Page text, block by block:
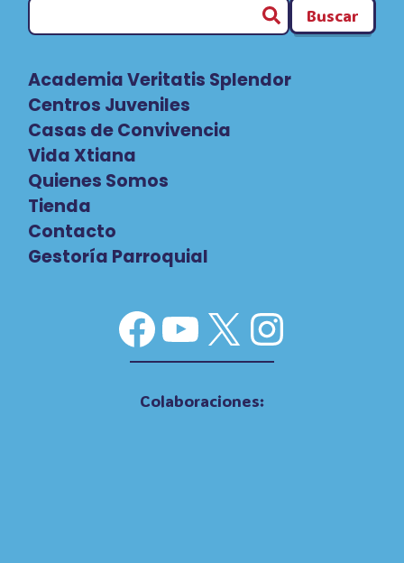
Buscar
Academia Veritatis Splendor
Centros Juveniles
Casas de Convivencia
Vida Xtiana
Quienes Somos
Tienda
Contacto
Gestoría Parroquial
Facebook
YouTube
X
Colaboraciones: